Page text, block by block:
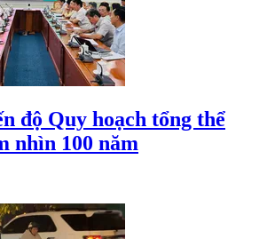
độ Quy hoạch tổng thể
nhìn 100 năm